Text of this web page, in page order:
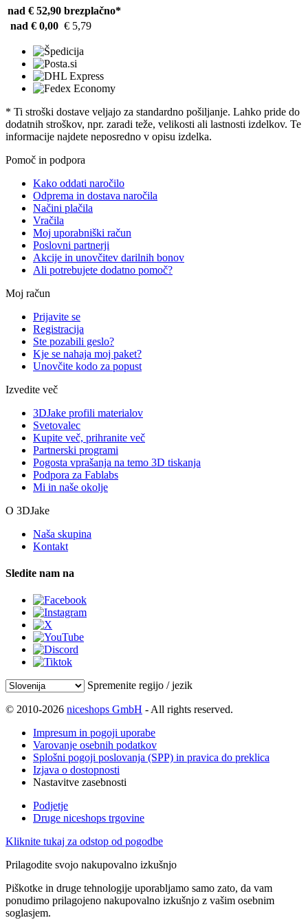
nad € 52,90 brezplačno*
nad € 0,00 € 5,79
* Ti stroški dostave veljajo za standardno pošiljanje. Lahko pride do
dodatnih stroškov, npr. zaradi teže, velikosti ali lastnosti izdelkov. Te
informacije najdete neposredno v opisu izdelka.
Pomoč in podpora
Kako oddati naročilo
Odprema in dostava naročila
Načini plačila
Vračila
Moj uporabniški račun
Poslovni partnerji
Akcije in unovčitev darilnih bonov
Ali potrebujete dodatno pomoč?
Moj račun
Prijavite se
Registracija
Ste pozabili geslo?
Kje se nahaja moj paket?
Unovčite kodo za popust
Izvedite več
3DJake profili materialov
Svetovalec
Kupite več, prihranite več
Partnerski programi
Pogosta vprašanja na temo 3D tiskanja
Podpora za Fablabs
Mi in naše okolje
O 3DJake
Naša skupina
Kontakt
Sledite nam na
Spremenite regijo / jezik
© 2010-2026 niceshops GmbH - All rights reserved.
Impresum in pogoji uporabe
Varovanje osebnih podatkov
Splošni pogoji poslovanja (SPP) in pravica do preklica
Izjava o dostopnosti
Nastavitve zasebnosti
Podjetje
Druge niceshops trgovine
Kliknite tukaj za odstop od pogodbe
Prilagodite svojo nakupovalno izkušnjo
Piškotke in druge tehnologije uporabljamo samo zato, da vam
ponudimo prilagojeno nakupovalno izkušnjo z vašim osebnim
soglasjem.